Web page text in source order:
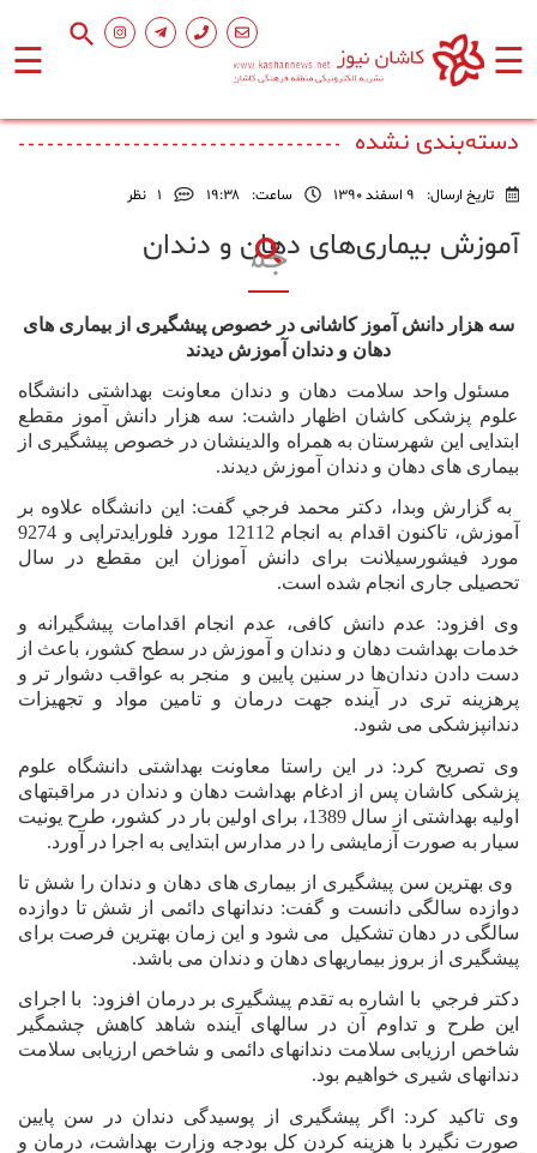
☰ ☰
اصلی
هنر
ورزشی
محیط
زیست
علم
فناوری
عکس
پادکست
مجله
و
هنری
دسته‌بندی نشده
تاریخ ارسال: 9 اسفند 1390 ساعت: ۱۹:۳۸ 1 نظر
آموزش بیماری‌های دهان و دندان
سه هزار دانش آموز کاشانی در خصوص پیشگیری از بیماری های
دهان و دندان آموزش دیدند
مسئول واحد سلامت دهان و دندان معاونت بهداشتی دانشگاه
علوم پزشکی کاشان اظهار داشت: سه هزار دانش آموز مقطع
ابتدایی این شهرستان به همراه والدینشان در خصوص پیشگیری از
بیماری های دهان و دندان آموزش دیدند.
به گزارش وبدا، دکتر محمد فرجي گفت: این دانشگاه علاوه بر
آموزش، تاکنون اقدام به انجام 12112 مورد فلورایدتراپی و 9274
مورد فیشورسیلانت برای دانش آموزان این مقطع در سال
تحصیلی جاری انجام شده است.
وی افزود: عدم دانش کافی، عدم انجام اقدامات پیشگیرانه و
خدمات بهداشت دهان و دندان و آموزش در سطح کشور، باعث از
دست دادن دندان‌ها در سنین پایین و
منجر به عواقب دشوار تر و
پرهزینه تری در آینده جهت درمان و تامین مواد و تجهیزات
دندانپزشکی می شود.
وی تصریح کرد: در این راستا معاونت بهداشتی دانشگاه علوم
پزشکی کاشان پس از ادغام بهداشت دهان و دندان در مراقبتهای
اولیه بهداشتی از سال 1389، برای اولین بار در کشور، طرح یونیت
سیار به صورت آزمایشی را در مدارس ابتدایی به اجرا در آورد.
وی بهترین سن پیشگیری از بیماری های دهان و دندان را شش تا
دوازده سالگی دانست و گفت: دندانهای دائمی از شش تا دوازده
سالگی در دهان تشكيل
می شود و این زمان بهترین فرصت برای
پیشگیری از بروز بیماریهای دهان و دندان می باشد.
دكتر فرجي با اشاره به تقدم پیشگیری بر درمان افزود:
با اجرای
این طرح و تداوم آن در سالهای آینده شاهد کاهش چشمگیر
شاخص ارزیابی سلامت دندانهای دائمی و شاخص ارزیابی سلامت
دندانهای شیری خواهیم بود.
وی تاکید کرد: اگر پیشگیری از پوسیدگی دندان در سن پایین
صورت نگیرد با هزینه کردن کل بودجه وزارت بهداشت، درمان و